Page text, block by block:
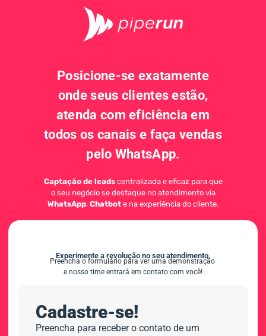
Posicione-se exatamente
onde seus clientes estão,
atenda com eficiência em
todos os canais e faça vendas
pelo WhatsApp.
Captação de leadscentralizada e eficaz para que
o seu negócio se destaque no atendimento via
WhatsApp, Chatbot e na experiência do cliente.
Experimente a revolução no seu atendimento.
Preencha o formulário para ver uma demonstração
e nosso time entrará em contato com você!
Cadastre-se!
Preencha para receber o contato de um